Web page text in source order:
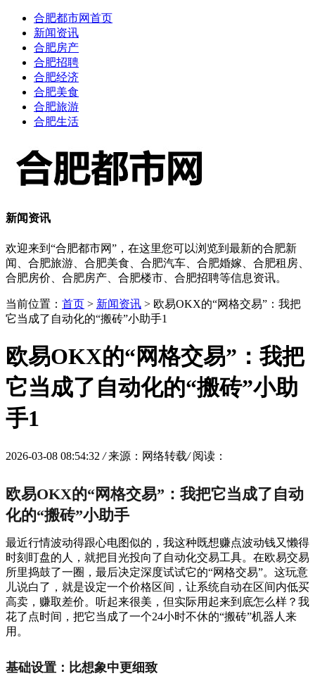
合肥都市网首页
新闻资讯
合肥房产
合肥招聘
合肥经济
合肥美食
合肥旅游
合肥生活
新闻资讯
欢迎来到“合肥都市网”，在这里您可以浏览到最新的合肥新
闻、合肥旅游、合肥美食、合肥汽车、合肥婚嫁、合肥租房、
合肥房价、合肥房产、合肥楼市、合肥招聘等信息资讯。
当前位置： 首页 > 新闻资讯 > 欧易OKX的“网格交易”：我把
它当成了自动化的“搬砖”小助手1
欧易OKX的“网格交易”：我把
它当成了自动化的“搬砖”小助
手1
2026-03-08 08:54:32/ 来源：网络转载/ 阅读：
欧易OKX的“网格交易”：我把它当成了自动
化的“搬砖”小助手
最近行情波动得跟心电图似的，我这种既想赚点波动钱又懒得
时刻盯盘的人，就把目光投向了自动化交易工具。在欧易交易
所里捣鼓了一圈，最后决定深度试试它的“网格交易”。这玩意
儿说白了，就是设定一个价格区间，让系统自动在区间内低买
高卖，赚取差价。听起来很美，但实际用起来到底怎么样？我
花了点时间，把它当成了一个24小时不休的“搬砖”机器人来
用。
基础设置：比想象中更细致